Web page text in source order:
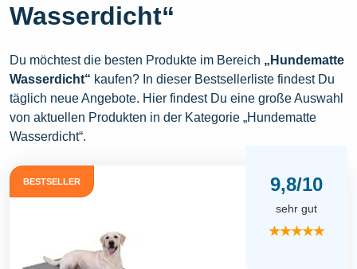
Wasserdicht“
Du möchtest die besten Produkte im Bereich „Hundematte
Wasserdicht“ kaufen? In dieser Bestsellerliste findest Du
täglich neue Angebote. Hier findest Du eine große Auswahl
von aktuellen Produkten in der Kategorie „Hundematte
Wasserdicht“.
BESTSELLER 9,8/10
sehr gut
★★★★★